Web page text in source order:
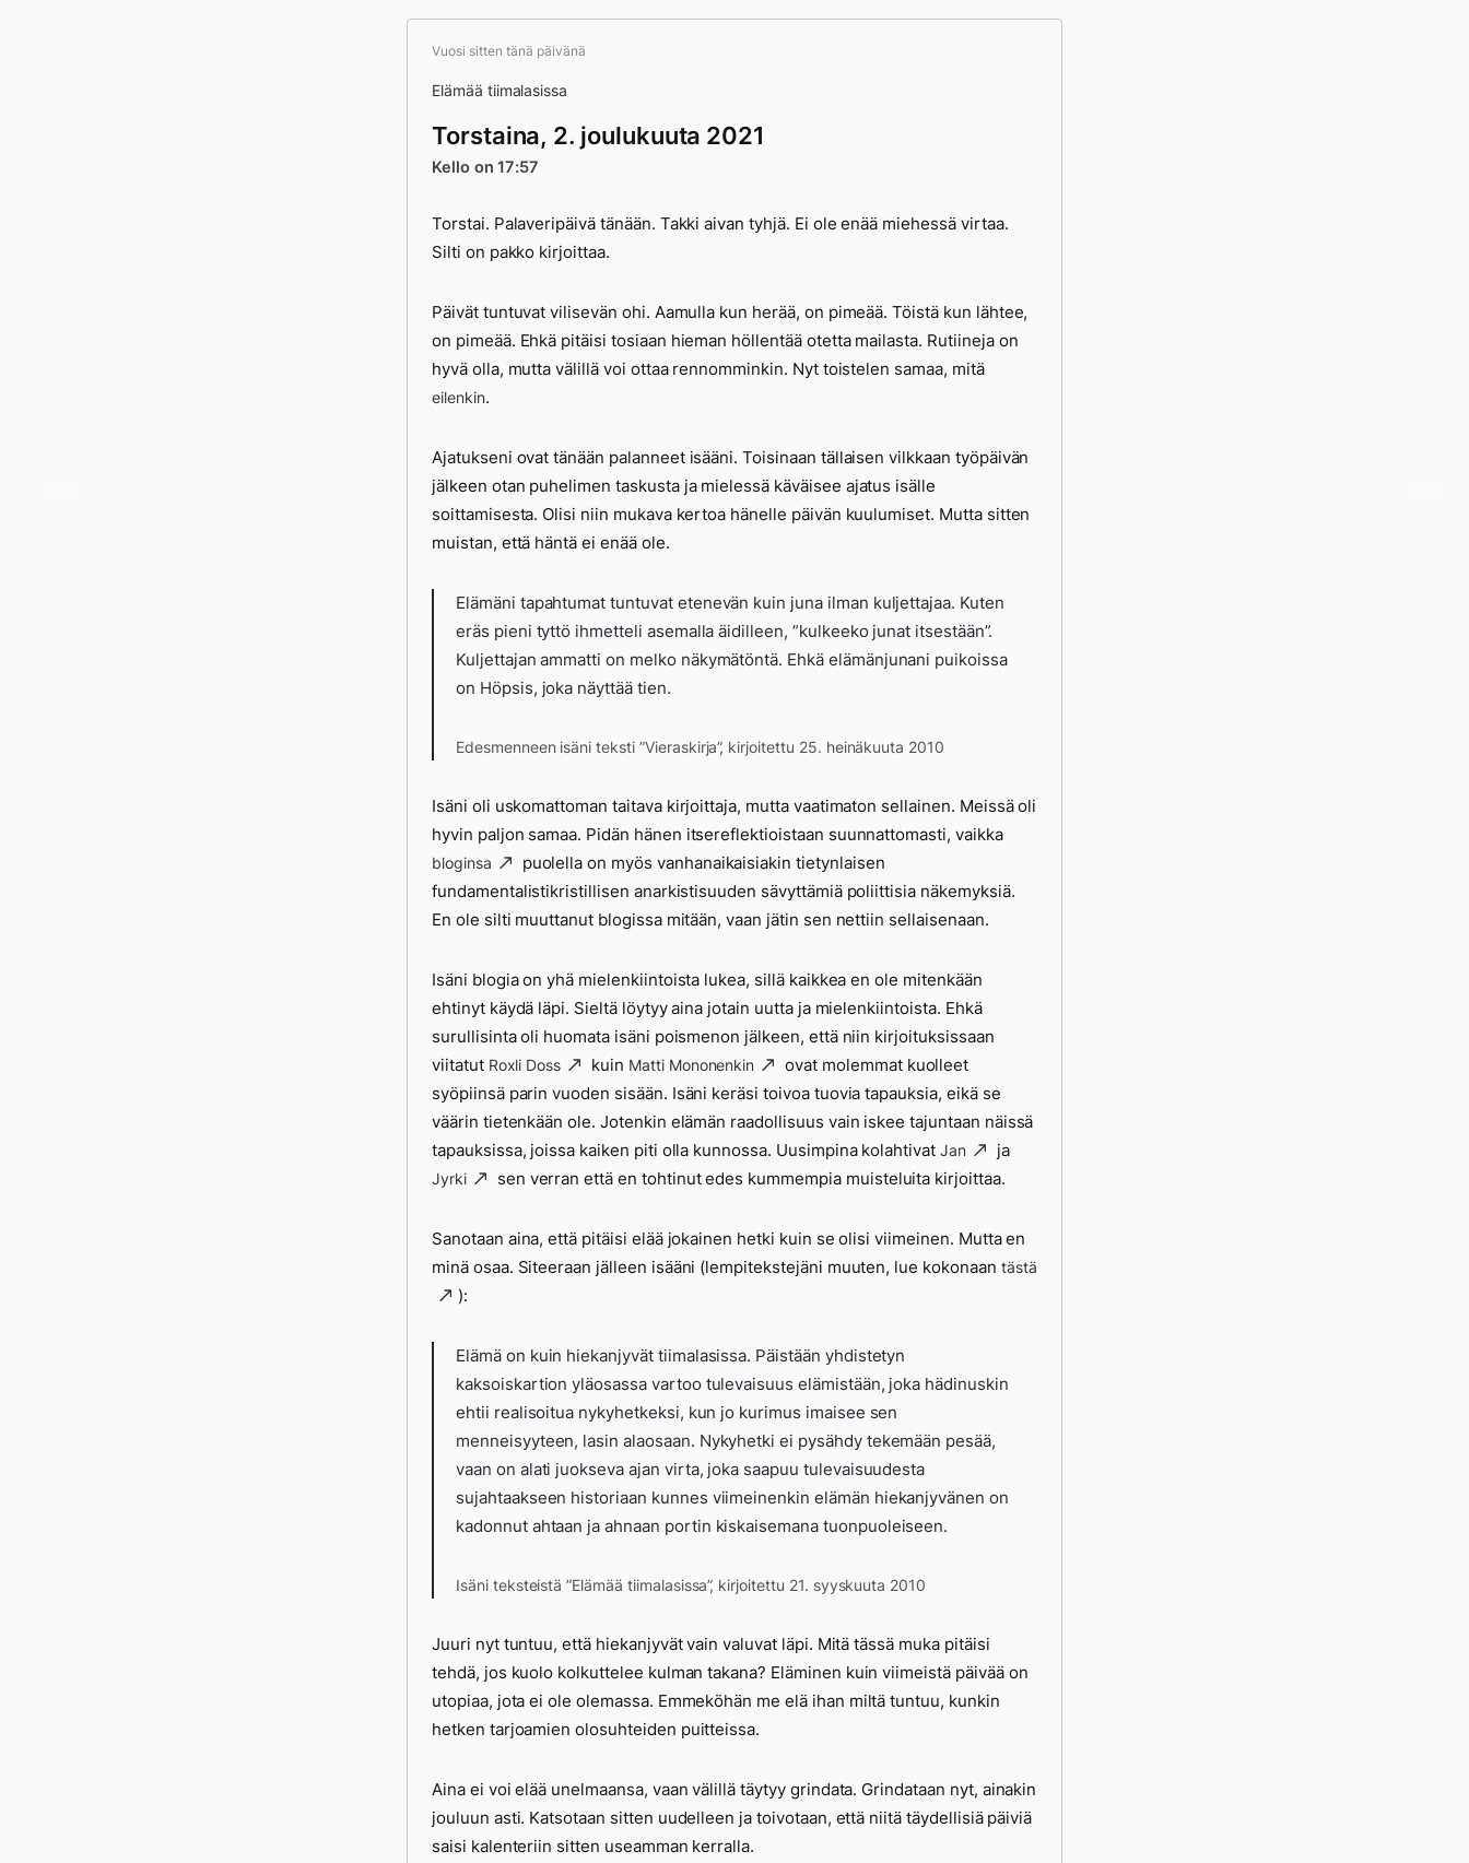
Vuosi sitten tänä päivänä
Elämää tiimalasissa
Torstaina, 2. joulukuuta 2021
Kello on 17:57
Torstai. Palaveripäivä tänään. Takki aivan tyhjä. Ei ole enää miehessä virtaa.
Silti on pakko kirjoittaa.
Päivät tuntuvat vilisevän ohi. Aamulla kun herää, on pimeää. Töistä kun lähtee,
on pimeää. Ehkä pitäisi tosiaan hieman höllentää otetta mailasta. Rutiineja on
hyvä olla, mutta välillä voi ottaa rennomminkin. Nyt toistelen samaa, mitä
eilenkin.
Ajatukseni ovat tänään palanneet isääni. Toisinaan tällaisen vilkkaan työpäivän
jälkeen otan puhelimen taskusta ja mielessä käväisee ajatus isälle
soittamisesta. Olisi niin mukava kertoa hänelle päivän kuulumiset. Mutta sitten
muistan, että häntä ei enää ole.
Elämäni tapahtumat tuntuvat etenevän kuin juna ilman kuljettajaa. Kuten
eräs pieni tyttö ihmetteli asemalla äidilleen, ”kulkeeko junat itsestään”.
Kuljettajan ammatti on melko näkymätöntä. Ehkä elämänjunani puikoissa
on Höpsis, joka näyttää tien.
Edesmenneen isäni teksti ”Vieraskirja”, kirjoitettu 25. heinäkuuta 2010
Isäni oli uskomattoman taitava kirjoittaja, mutta vaatimaton sellainen. Meissä oli
hyvin paljon samaa. Pidän hänen itsereflektioistaan suunnattomasti, vaikka
bloginsa
puolella on myös vanhanaikaisiakin tietynlaisen
fundamentalistikristillisen anarkistisuuden sävyttämiä poliittisia näkemyksiä.
En ole silti muuttanut blogissa mitään, vaan jätin sen nettiin sellaisenaan.
Isäni blogia on yhä mielenkiintoista lukea, sillä kaikkea en ole mitenkään
ehtinyt käydä läpi. Sieltä löytyy aina jotain uutta ja mielenkiintoista. Ehkä
surullisinta oli huomata isäni poismenon jälkeen, että niin kirjoituksissaan
viitatut Roxli Doss kuin Matti Mononenkin
ovat molemmat kuolleet
syöpiinsä parin vuoden sisään. Isäni keräsi toivoa tuovia tapauksia, eikä se
väärin tietenkään ole. Jotenkin elämän raadollisuus vain iskee tajuntaan näissä
tapauksissa, joissa kaiken piti olla kunnossa. Uusimpina kolahtivat Jan ja
Jyrki sen verran että en tohtinut edes kummempia muisteluita kirjoittaa.
Sanotaan aina, että pitäisi elää jokainen hetki kuin se olisi viimeinen. Mutta en
minä osaa. Siteeraan jälleen isääni (lempitekstejäni muuten, lue kokonaan tästä
):
Elämä on kuin hiekanjyvät tiimalasissa. Päistään yhdistetyn
kaksoiskartion yläosassa vartoo tulevaisuus elämistään, joka hädinuskin
ehtii realisoitua nykyhetkeksi, kun jo kurimus imaisee sen
menneisyyteen, lasin alaosaan. Nykyhetki ei pysähdy tekemään pesää,
vaan on alati juokseva ajan virta, joka saapuu tulevaisuudesta
sujahtaakseen historiaan kunnes viimeinenkin elämän hiekanjyvänen on
kadonnut ahtaan ja ahnaan portin kiskaisemana tuonpuoleiseen.
Isäni teksteistä ”Elämää tiimalasissa”, kirjoitettu 21. syyskuuta 2010
Juuri nyt tuntuu, että hiekanjyvät vain valuvat läpi. Mitä tässä muka pitäisi
tehdä, jos kuolo kolkuttelee kulman takana? Eläminen kuin viimeistä päivää on
utopiaa, jota ei ole olemassa. Emmeköhän me elä ihan miltä tuntuu, kunkin
hetken tarjoamien olosuhteiden puitteissa.
Aina ei voi elää unelmaansa, vaan välillä täytyy grindata. Grindataan nyt, ainakin
jouluun asti. Katsotaan sitten uudelleen ja toivotaan, että niitä täydellisiä päiviä
saisi kalenteriin sitten useamman kerralla.
Elämää suurempia ajatuksia